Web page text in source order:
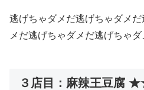
逃げちゃダメだ逃げちゃダメ
メだ逃げちゃダメだ逃げちゃ
３店目：麻辣王豆